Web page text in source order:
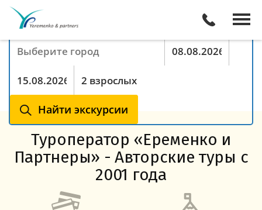
Поиск экскурсий онлайн
Найти экскурсии
Куда хотите поехать
Туристы
Туроператор «Еременко и
Партнеры» - Авторские туры с
2001 года